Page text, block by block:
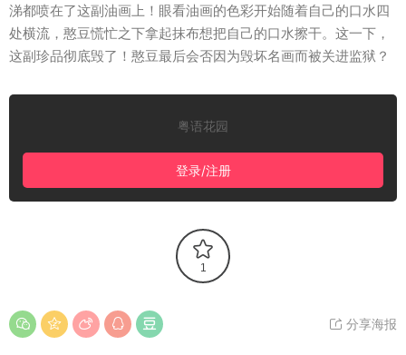
涕都喷在了这副油画上！眼看油画的色彩开始随着自己的口水四
处横流，憨豆慌忙之下拿起抹布想把自己的口水擦干。这一下，
这副珍品彻底毁了！憨豆最后会否因为毁坏名画而被关进监狱？
粤语花园
登录/注册
1
分享海报